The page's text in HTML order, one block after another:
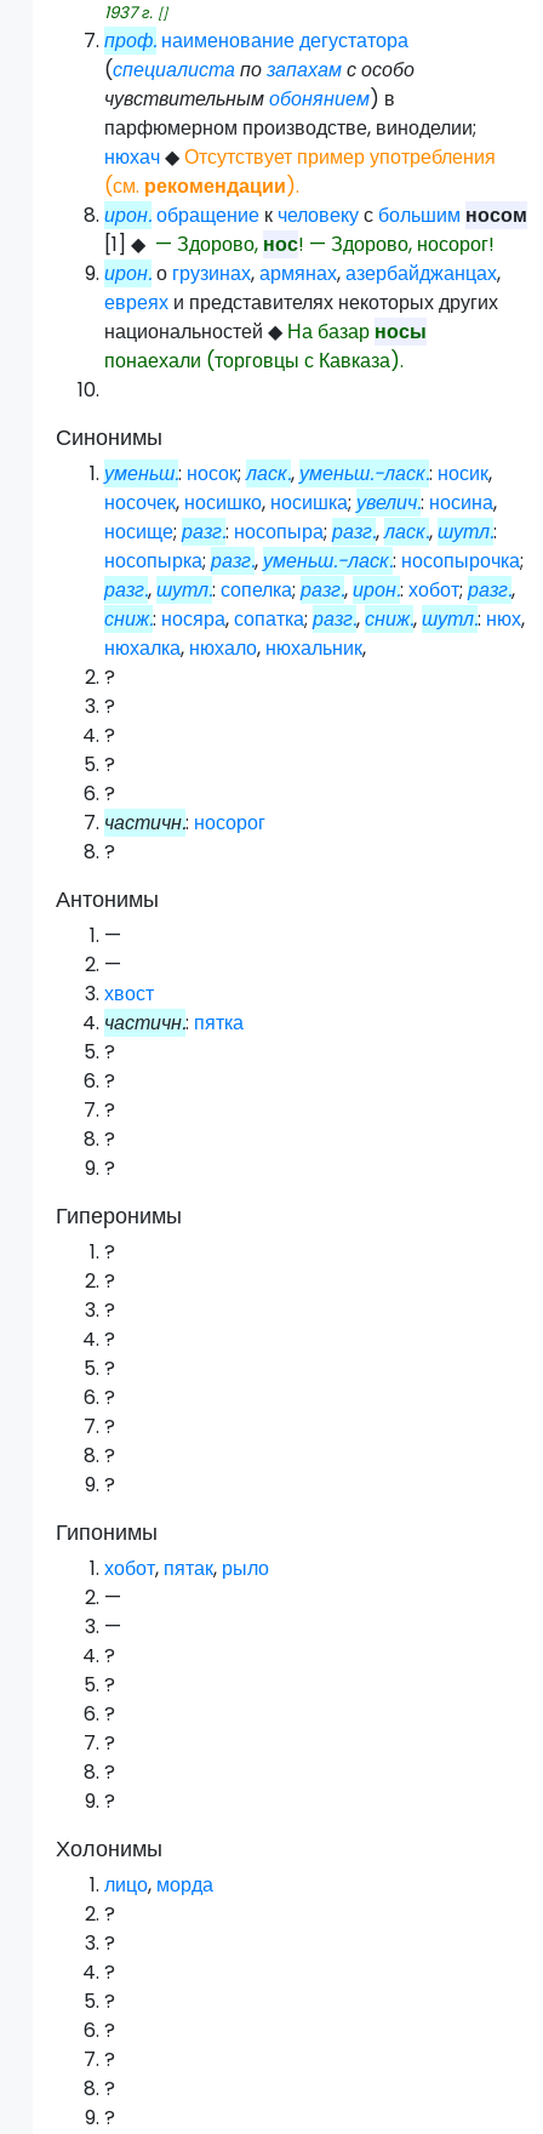
1937г. []
проф. наименованиедегустатора
(специалистапозапахамс особо
чувствительнымобонянием) в
парфюмерном производстве, виноделии;
нюхач◆Отсутствует пример употребления
(см. рекомендации).
ирон.обращение к человекус большим носом
[1]◆ — Здорово, нос! — Здорово, носорог!
ирон.о грузинах,армянах,азербайджанцах,
евреях и представителях некоторых других
национальностей◆ На базар носы
понаехали (торговцы с Кавказа).
Синонимы
уменьш.: носок; ласк., уменьш.-ласк.: носик,
носочек, носишко, носишка; увелич.: носина,
носище; разг.: носопыра; разг.,ласк.,шутл.:
носопырка; разг., уменьш.-ласк.: носопырочка;
разг.,шутл.:сопелка; разг.,ирон.:хобот; разг.,
сниж.: носяра,сопатка; разг.,сниж.,шутл.: нюх,
нюхалка, нюхало, нюхальник,
?
?
?
?
?
частичн.: носорог
?
Антонимы
—
—
хвост
частичн.: пятка
?
?
?
?
?
Гиперонимы
?
?
?
?
?
?
?
?
?
Гипонимы
хобот, пятак, рыло
—
—
?
?
?
?
?
?
Холонимы
лицо, морда
?
?
?
?
?
?
?
?